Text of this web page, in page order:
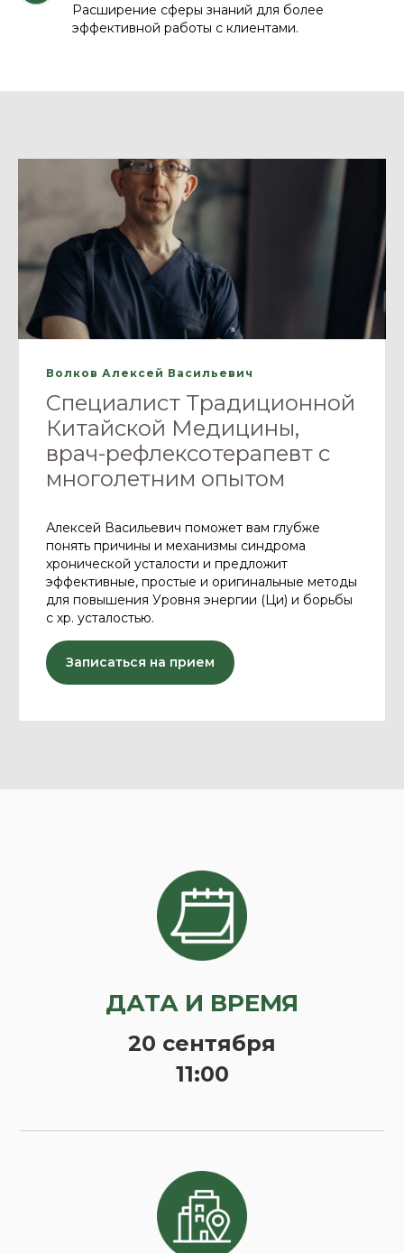
Расширение сферы знаний для более
эффективной работы с клиентами.
Волков Алексей Васильевич
Специалист Традиционной
Китайской Медицины,
врач-рефлексотерапевт с
многолетним опытом
Алексей Васильевич поможет вам глубже
понять причины и механизмы синдрома
хронической усталости и предложит
эффективные, простые и оригинальные методы
для повышения Уровня энергии (Ци) и борьбы
с хр. усталостью.
Записаться на прием
ДАТА И ВРЕМЯ
20 сентября
11:00